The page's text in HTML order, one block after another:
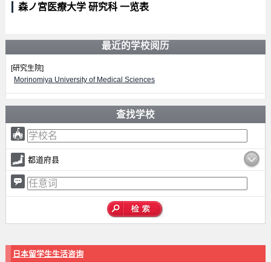
森ノ宮医療大学 研究科 一览表
最近的学校阅历
[研究生院]
Morinomiya University of Medical Sciences
查找学校
都道府县
日本留学生生活咨询